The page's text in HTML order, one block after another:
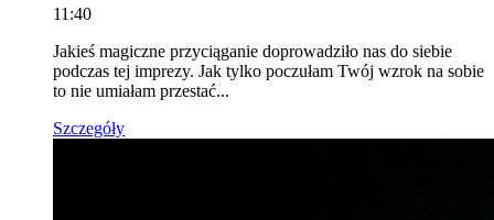
11:40
Jakieś magiczne przyciąganie doprowadziło nas do siebie
podczas tej imprezy. Jak tylko poczułam Twój wzrok na sobie
to nie umiałam przestać...
Szczegóły